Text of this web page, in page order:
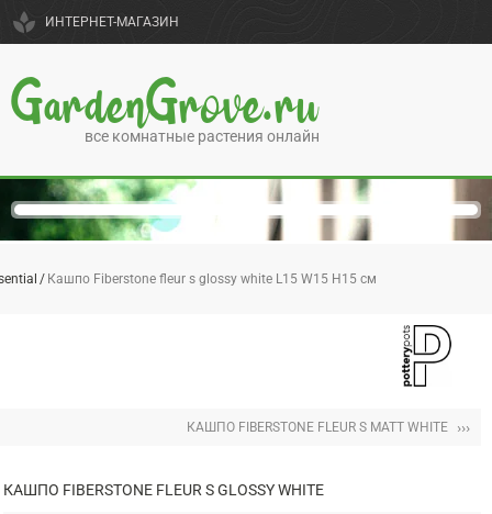
spa ИНТЕРНЕТ-МАГАЗИН
GardenGrove.ru
все комнатные растения онлайн
Кашпо Fiberstone fleur s glossy white L15 W15 H15 см
КАШПО FIBERSTONE FLEUR S MATT WHITE ›››
КАШПО FIBERSTONE FLEUR S GLOSSY WHITE